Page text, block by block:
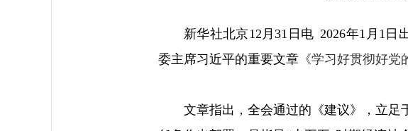
新华社北京12月31日电 2026年1月1
委主席习近平的重要文章 《学习好贯彻好党
文章指出，全会通过的《建议》，立足